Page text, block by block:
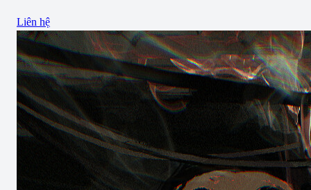
Liên hệ